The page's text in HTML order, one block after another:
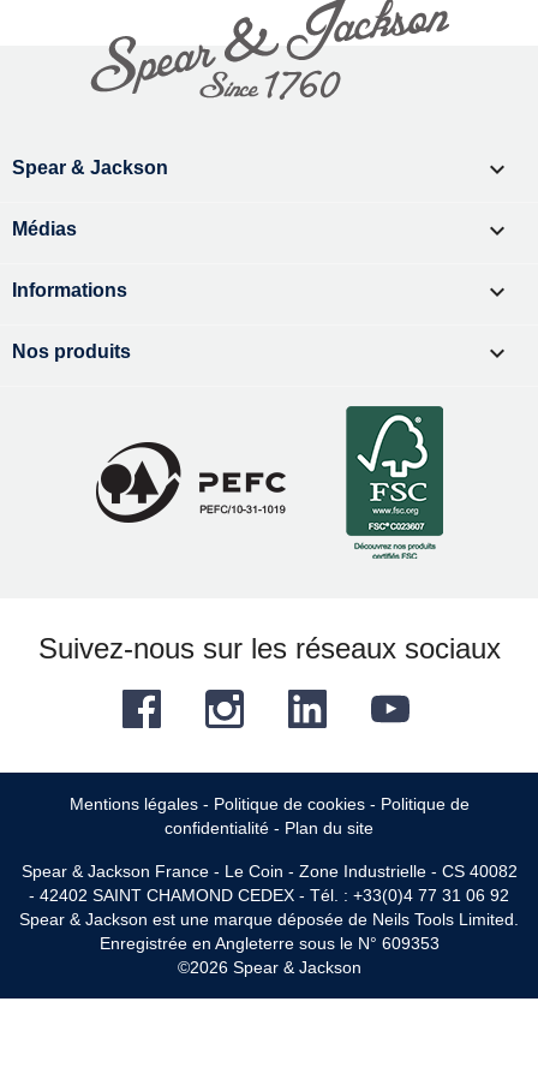
Spear & Jackson 
Médias 
Informations 
Nos produits 
Suivez-nous sur les réseaux sociaux
Facebook YouTube
Instagram LinkedIn
Mentions légales- Politique de cookies- Politique de
confidentialité - Plan du site
Spear & Jackson France - Le Coin - Zone Industrielle - CS 40082
- 42402 SAINT CHAMOND CEDEX - Tél. : +33(0)4 77 31 06 92
Spear & Jackson est une marque déposée de Neils Tools Limited.
Enregistrée en Angleterre sous le N° 609353
©2026 Spear & Jackson